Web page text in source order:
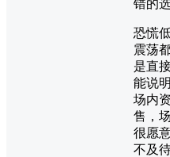
恐慌
震荡
是直
能说
场内
售，
很愿
不及